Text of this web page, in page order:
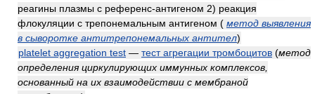
реагины плазмы с референс-антигеном 2) реакция
флокуляции с трепонемальным антигеном ( метод выявления
в сыворотке антитрепонемальных антител)
platelet aggregation test — тест агрегации тромбоцитов (метод
определения циркулирующих иммунных комплексов,
основанный на их взаимодействии с мембраной